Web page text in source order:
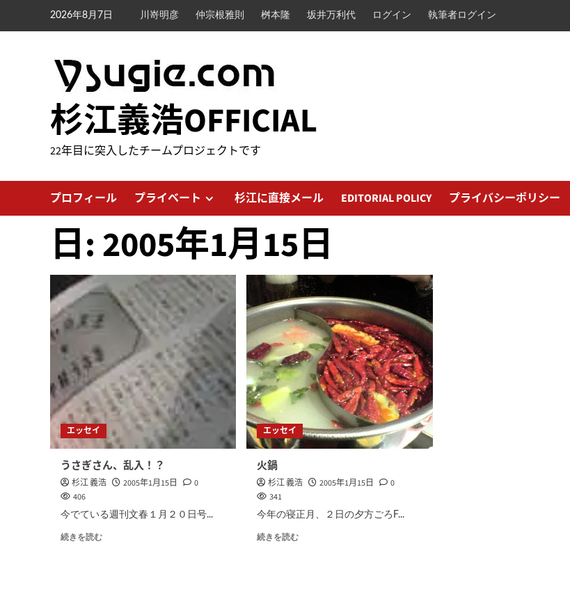
2026年8月7日 川嵜明彦 仲宗根雅則 桝本隆 坂井万利代 ログイン 執筆者ログイン
杉江義浩OFFICIAL
22年目に突入したチームプロジェクトです
プロフィール プライベート 杉江に直接メール EDITORIAL POLICY プライバシーポリシー
日:2005年1月15日
エッセイ
うさぎさん、乱入！？
杉江 義浩 2005年1月15日
0
406
今でている週刊文春１月２０日号...
続きを読む
エッセイ
火鍋
杉江 義浩 2005年1月15日
0
341
今年の寝正月、２日の夕方ごろF...
続きを読む